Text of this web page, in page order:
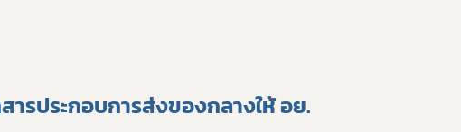
แบบฟอร์มรายงานกัญชา/กัญชง
ารประกอบการส่งของกลางให้ อย.